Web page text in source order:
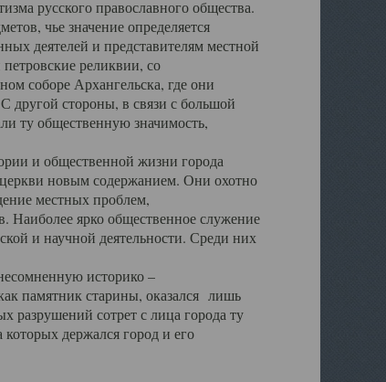
русского православного общества.
чье значение определяется
деятелей и представителям местной
реликвии, со
соборе Архангельска, где они
другой стороны, в связи с большой
ту общественную значимость,
и общественной жизни города
новым содержанием. Они охотно
местных проблем,
Наиболее ярко общественное служение
и научной деятельности. Среди них
историко –
памятник старины, оказался лишь
разрушений сотрет с лица города ту
держался город и его